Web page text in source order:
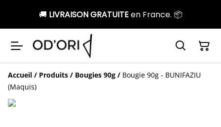
🚚 LIVRAISON GRATUITEen France. 📦
Accueil / Produits / Bougies 90g / Bougie 90g - BUNIFAZIU
(Maquis)